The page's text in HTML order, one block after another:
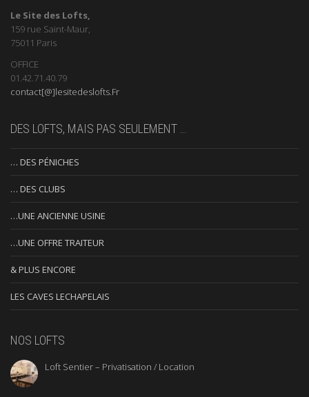
Le Site des Lofts,
159 rue Saint-Maur,
75011 Paris
OFFICE
01.42.71.40.79
contact[@]lesitedeslofts.Fr
DES LOFTS, MAIS PAS SEULEMENT …
… DES PÉNICHES
… DES CLUBS
…UNE ANCIENNE USINE
…UNE OFFRE TRAITEUR
& PLUS ENCORE
LES CAVES LECHAPELAIS
NOS LOFTS
Loft Sentier – Privatisation / Location